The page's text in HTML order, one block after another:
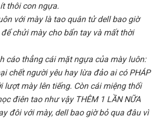
thôi con ngựa.
với mày là tao quân tử dell bao giờ
chửi mày cho bẩn tay và mất thời
cáo thẳng cái mặt ngựa của mày luôn:
chết người yêu hay lừa đảo ai có PHÁP
lượt mày lên tiếng. Còn cái miệng thối
điên tao như vậy THÊM 1 LẦN NỮA
đôi với mày, dell bao giờ bỏ qua đâu vì